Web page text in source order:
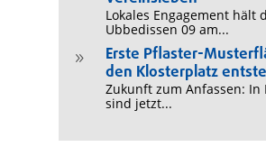
Lokales Engagement hält
Ubbedissen 09 am...
9
Erste Pflaster-
den Klosterplatz
Zukunft zum Anfassen: In
sind jetzt...